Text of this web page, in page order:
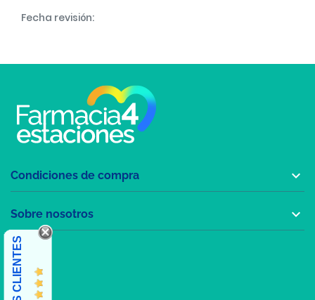
Fecha revisión:
Condiciones de compra 
Sobre nosotros 